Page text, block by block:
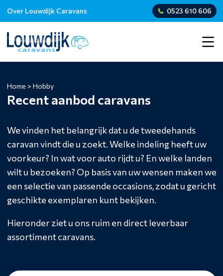
Over Louwdijk Caravans 0523 610 606
Home > Hobby
Recent aanbod caravans
We vinden het belangrijk dat u de tweedehands
caravan vindt die u zoekt. Welke indeling heeft uw
voorkeur? In wat voor auto rijdt u? En welke landen
wilt u bezoeken? Op basis van uw wensen maken we
een selectie van passende occasions, zodat u gericht
geschikte exemplaren kunt bekijken.
Hieronder ziet u ons ruim en direct leverbaar
assortiment caravans.